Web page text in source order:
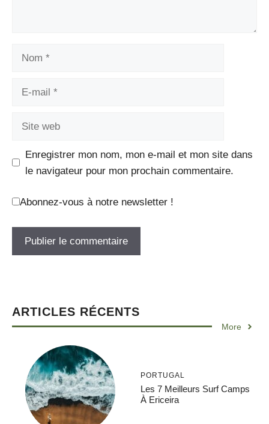
Nom
Site
Enregistrer mon nom, mon e-mail et mon site dans
le navigateur pour mon prochain commentaire.
Abonnez-vous à notre newsletter !
ARTICLES RÉCENTS
More
PORTUGAL
Les 7 Meilleurs Surf Camps
À Ericeira